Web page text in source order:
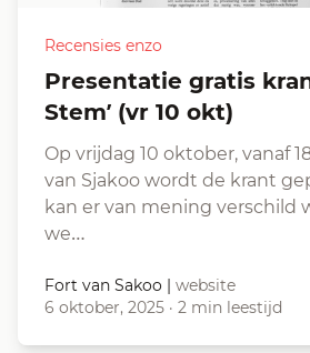
Recensies enzo
Presentatie gratis krant ‘De Vrije
Stem’ (vr 10 okt)
Op vrijdag 10 oktober, vanaf
van Sjakoo wordt de krant
kan er van mening verschild
we…
Fort van Sakoo | website
6 oktober, 2025 · 2 min leestijd